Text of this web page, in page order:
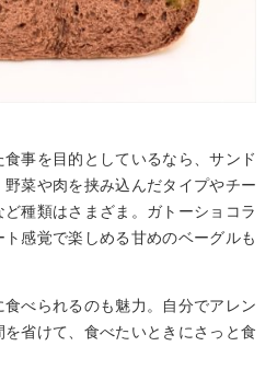
事を目的としているなら、サンド
菜や肉を挟み込んだタイプやチー
種類はさまざま。ガトーショコラ
感覚で楽しめる甘めのベーグルも
べられるのも魅力。自分でアレン
省けて、食べたいときにさっと食